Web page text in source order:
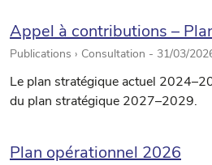
Appel à contributions –
Publications › Consultation - 31/03/
Le plan stratégique actuel
du plan stratégique 2027–2029.
Plan opérationnel 2026